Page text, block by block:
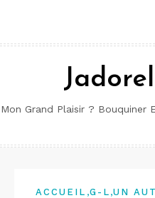
contenu
Mon Grand Plaisir ? Bouquiner
ACCUEIL ,G-L ,UN